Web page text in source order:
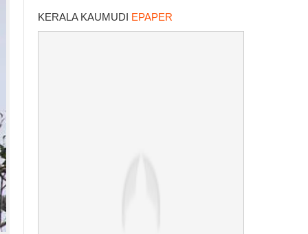
KERALA KAUMUDI EPAPER